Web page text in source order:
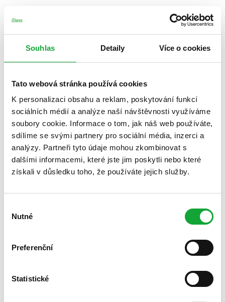
Souhlas Detaily Více o cookies
Tato webová stránka používá cookies
K personalizaci obsahu a reklam, poskytování funkcí
sociálních médií a analýze naší návštěvnosti využíváme
soubory cookie. Informace o tom, jak náš web používáte,
sdílíme se svými partnery pro sociální média, inzerci a
analýzy. Partneři tyto údaje mohou zkombinovat s
dalšími informacemi, které jste jim poskytli nebo které
získali v důsledku toho, že používáte jejich služby.
souhlasu
Nutné
Preferenční
Statistické